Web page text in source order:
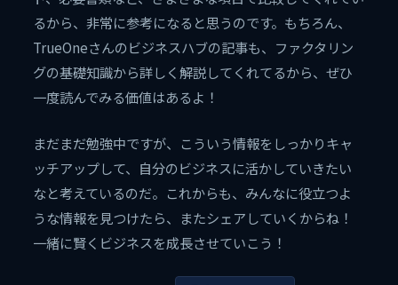
るから、非常に参考になると思うのです。もちろん、
TrueOneさんのビジネスハブの記事も、ファクタリン
グの基礎知識から詳しく解説してくれてるから、ぜひ
一度読んでみる価値はあるよ！
まだまだ勉強中ですが、こういう情報をしっかりキャ
ッチアップして、自分のビジネスに活かしていきたい
なと考えているのだ。これからも、みんなに役立つよ
うな情報を見つけたら、またシェアしていくからね！
一緒に賢くビジネスを成長させていこう！